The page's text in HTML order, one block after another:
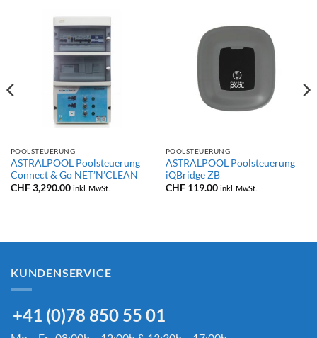
POOLSTEUERUNG
ASTRALPOOL Poolsteuerung
Connect & Go NET’N’CLEAN
CHF3,290.00 inkl. MwSt.
POOLSTEUERUNG
ASTRALPOOL Poolsteuerung
iQBridge ZB
CHF119.00 inkl. MwSt.
KUNDENSERVICE
+41 (0)78 850 55 01